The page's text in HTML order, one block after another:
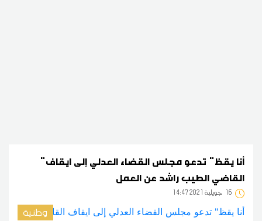
"أنا يقظ" تدعو مجلس القضاء العدلي إلى ايقاف
القاضي الطيب راشد عن العمل
16 14:47 2021 جويلية
وطنية